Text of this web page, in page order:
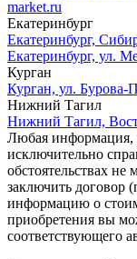
market.ru
Екатеринбург
Екатеринбург,
Екатеринбург, ул.
Курган
Курган, ул. Бурова-
Нижний Тагил
Нижний Тагил,
Любая информация,
исключительно
обстоятельствах
заключить
информацию о
приобретения вы
соответствующего